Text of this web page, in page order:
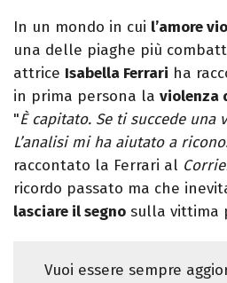
In un mondo in cui l’amore
una delle piaghe più
attrice Isabella Ferrari ha
in prima persona la violenza
"È capitato. Se ti succede una
L’analisi mi ha aiutato a
raccontato la Ferrari al
ricordo passato ma che
lasciare il segno sulla vittima
Vuoi essere sempre